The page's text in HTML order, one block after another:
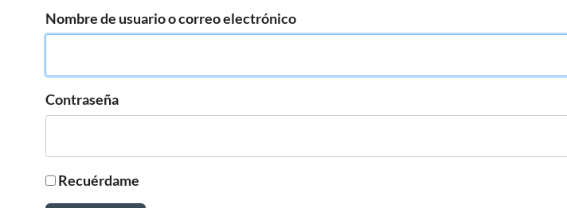
Nombre de usuario o correo electrónico
Contraseña
Recuérdame